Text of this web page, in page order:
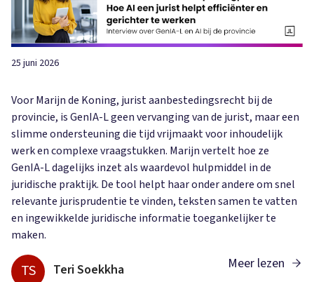
25 juni 2026
Voor Marijn de Koning, jurist aanbestedingsrecht bij de
provincie, is GenIA-L geen vervanging van de jurist, maar een
slimme ondersteuning die tijd vrijmaakt voor inhoudelijk
werk en complexe vraagstukken. Marijn vertelt hoe ze
GenIA-L dagelijks inzet als waardevol hulpmiddel in de
juridische praktijk. De tool helpt haar onder andere om snel
relevante jurisprudentie te vinden, teksten samen te vatten
en ingewikkelde juridische informatie toegankelijker te
maken.
TS Teri Soekkha Meer lezen